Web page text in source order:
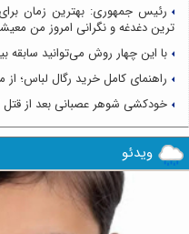
رئیس جمهوری: بهترین زمان
ترین دغدغه و نگرانی امروز من
با این چهار روش می‌توانید سابقه
راهنمای کامل خرید رگال لباس؛ از
خودکشی شوهر عصبانی بعد از قتل ۳ عضو خانواده
ویدئو